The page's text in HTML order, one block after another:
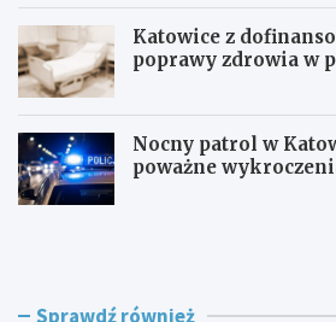
Katowice z
poprawy zdrowia w
Nocny patrol w
poważne
Z
ż
B
e Sprawdź również